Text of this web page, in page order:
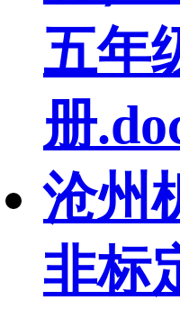
五年
册
沧州
非标